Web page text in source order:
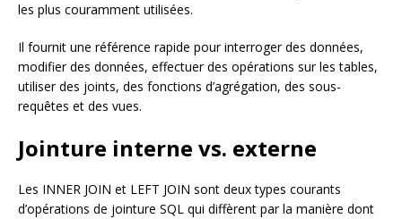
les plus couramment utilisées.
Il fournit une référence rapide pour interroger des données,
modifier des données, effectuer des opérations sur les tables,
utiliser des joints, des fonctions d’agrégation, des sous-
requêtes et des vues.
Jointure interne vs. externe
Les INNER JOIN et LEFT JOIN sont deux types courants
d’opérations de jointure SQL qui diffèrent par la manière dont